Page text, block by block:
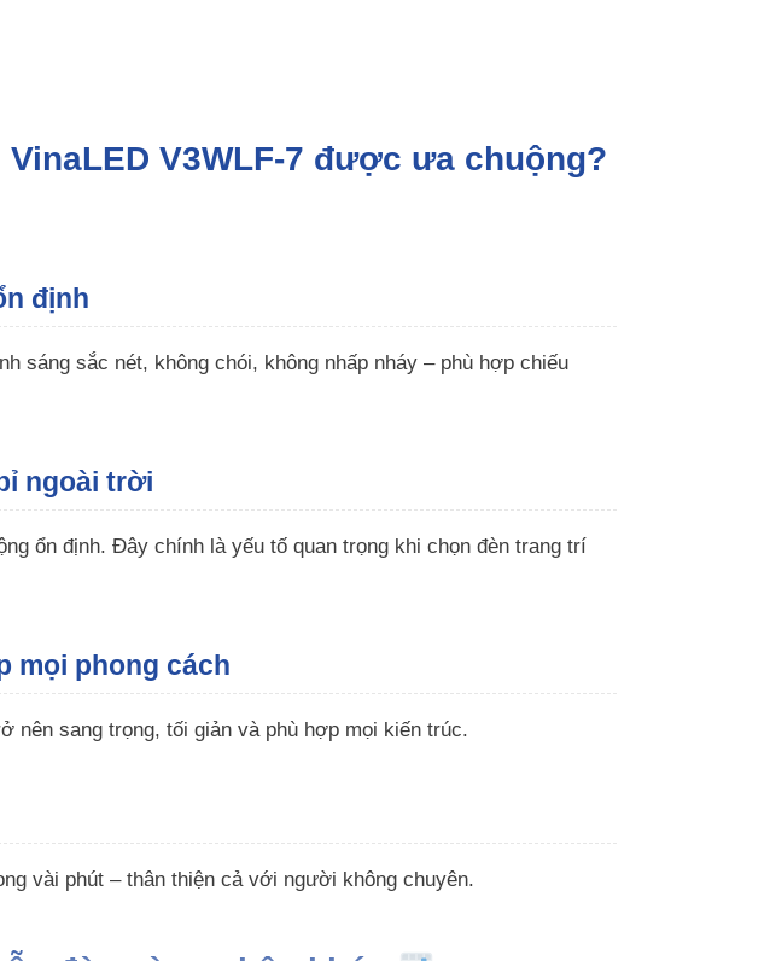
V3WLF-7 được ưa chuộng?
định
sáng sắc nét, không chói, không nhấp nháy – phù hợp chiếu
ngoài trời
ổn định. Đây chính là yếu tố quan trọng khi chọn đèn trang trí
mọi phong cách
nên sang trọng, tối giản và phù hợp mọi kiến trúc.
vài phút – thân thiện cả với người không chuyên.